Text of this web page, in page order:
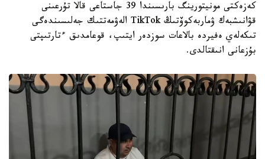
كەزەكتى مونيتورينگ بارىسىندا 39 جاستاعى قالا تۇرعىنى
قۋانىشبەك ۋماربەكوۆتىڭ TikTok الەۋمەتتىك جەلىسىندەگى
تىكەلەي ەفيردە بالاعات سوزدەر ايتىپ، قوعامدىق ءتارتىپتى
بۇزعانى انىقتالدى.